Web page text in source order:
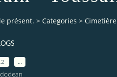
présent. > Categories >